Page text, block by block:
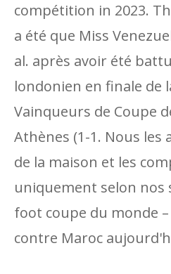
compétition in 2023.
a été que Miss
al. après avoir été
londonien en finale de
Vainqueurs de Coupe
Athènes (1-1. Nous les
de la maison et les
uniquement selon nos
foot coupe du monde
contre Maroc